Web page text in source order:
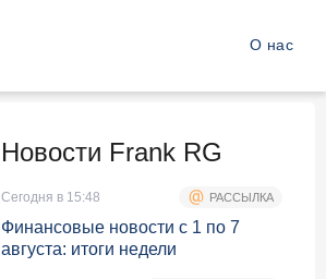
О нас
Новости Frank RG
Сегодня в 15:48 РАССЫЛКА
Финансовые новости с 1 по 7
августа: итоги недели